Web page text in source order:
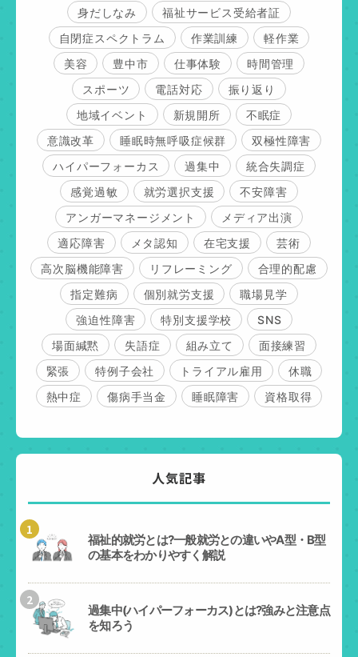
身だしなみ
福祉サービス受給者証
自閉症スペクトラム
作業訓練
軽作業
美容
豊中市 仕事体験
時間管理
スポーツ
電話対応
振り返り
地域イベント
新規開所
不眠症
意識改革
睡眠時無呼吸症候群
双極性障害
ハイパーフォーカス
過集中
統合失調症
感覚過敏
就労選択支援
不安障害
アンガーマネージメント
メディア出演
適応障害
メタ認知 在宅支援
芸術
高次脳機能障害
リフレーミング
合理的配慮
指定難病
個別就労支援
職場見学
強迫性障害
特別支援学校
SNS
場面緘黙
失語症 組み立て
面接練習
緊張
特例子会社 トライアル雇用
休職
熱中症
傷病手当金 睡眠障害 資格取得
人気記事
1
福祉的就労とは?一般就労との違いやA型・B型
の基本をわかりやすく解説
2
過集中(ハイパーフォーカス)とは?強みと注意点
を知ろう